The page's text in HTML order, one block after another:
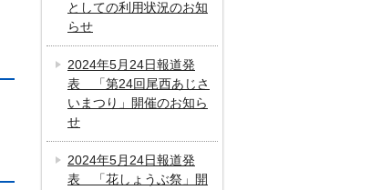
としての利用状況のお知
らせ
2024年5月24日報道発
表 「第24回尾西あじさ
いまつり」開催のお知ら
せ
2024年5月24日報道発
表 「花しょうぶ祭」開